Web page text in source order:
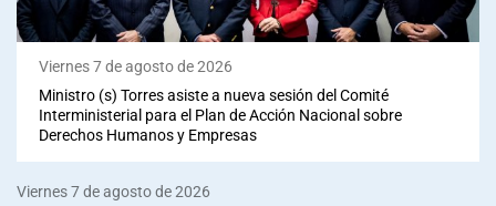
Viernes 7 de agosto de 2026
Ministro (s) Torres asiste a nueva sesión del Comité
Interministerial para el Plan de Acción Nacional sobre
Derechos Humanos y Empresas
Viernes 7 de agosto de 2026